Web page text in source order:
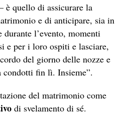
è quello di assicurare la
e di anticipare, sia in
durante l’evento, momenti
e per i loro ospiti e lasciare,
del giorno delle nozze e
condotti fin lì. Insieme”.
del matrimonio come
di svelamento di sé.